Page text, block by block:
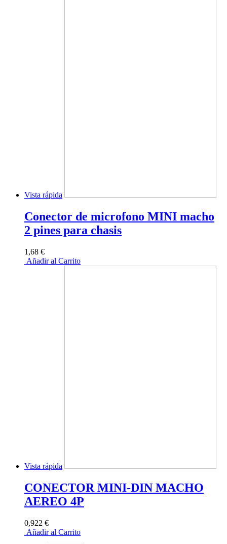
Vista rápida
Conector de microfono MINI macho
2 pines para chasis
1,68 €
Añadir al Carrito
Vista rápida
CONECTOR MINI-DIN MACHO
AEREO 4P
0,922 €
Añadir al Carrito